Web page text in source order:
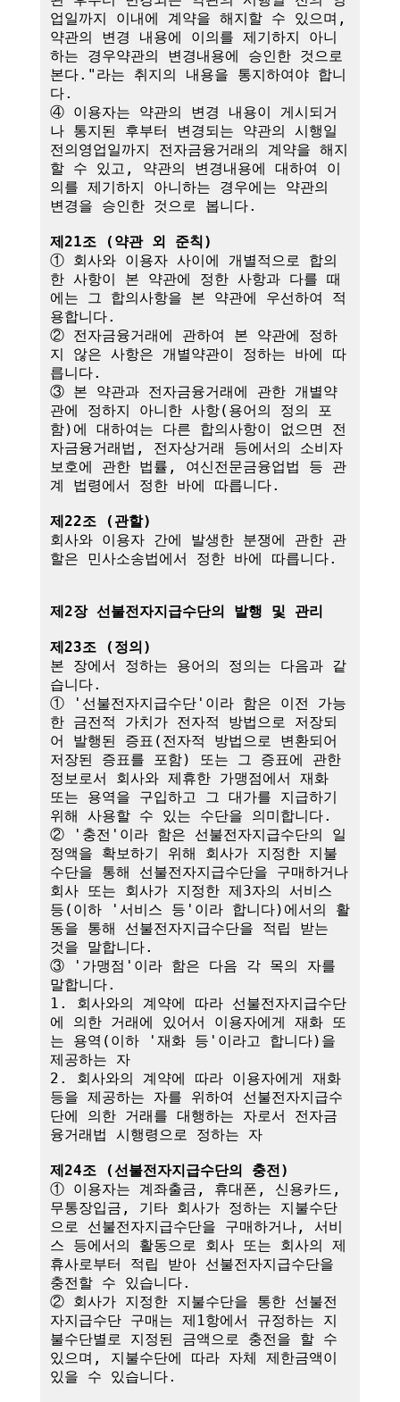
업일까지 이내에 계약을 해지할 수 있으며,
약관의 변경 내용에 이의를 제기하지 아니
하는 경우약관의 변경내용에 승인한 것으로
본다."라는 취지의 내용을 통지하여야 합니
다.
④ 이용자는 약관의 변경 내용이 게시되거
나 통지된 후부터 변경되는 약관의 시행일
전의영업일까지 전자금융거래의 계약을 해지
할 수 있고, 약관의 변경내용에 대하여 이
의를 제기하지 아니하는 경우에는 약관의
변경을 승인한 것으로 봅니다.
제21조 (약관 외 준칙)
① 회사와 이용자 사이에 개별적으로 합의
한 사항이 본 약관에 정한 사항과 다를 때
에는 그 합의사항을 본 약관에 우선하여 적
용합니다.
② 전자금융거래에 관하여 본 약관에 정하
지 않은 사항은 개별약관이 정하는 바에 따
릅니다.
③ 본 약관과 전자금융거래에 관한 개별약
관에 정하지 아니한 사항(용어의 정의 포
함)에 대하여는 다른 합의사항이 없으면 전
자금융거래법, 전자상거래 등에서의 소비자
보호에 관한 법률, 여신전문금융업법 등 관
계 법령에서 정한 바에 따릅니다.
제22조 (관할)
회사와 이용자 간에 발생한 분쟁에 관한 관
할은 민사소송법에서 정한 바에 따릅니다.
제2장 선불전자지급수단의 발행 및 관리
제23조 (정의)
본 장에서 정하는 용어의 정의는 다음과 같
습니다.
① '선불전자지급수단'이라 함은 이전 가능
한 금전적 가치가 전자적 방법으로 저장되
어 발행된 증표(전자적 방법으로 변환되어
저장된 증표를 포함) 또는 그 증표에 관한
정보로서 회사와 제휴한 가맹점에서 재화
또는 용역을 구입하고 그 대가를 지급하기
위해 사용할 수 있는 수단을 의미합니다.
② '충전'이라 함은 선불전자지급수단의 일
정액을 확보하기 위해 회사가 지정한 지불
수단을 통해 선불전자지급수단을 구매하거나
회사 또는 회사가 지정한 제3자의 서비스
등(이하 '서비스 등'이라 합니다)에서의 활
동을 통해 선불전자지급수단을 적립 받는
것을 말합니다.
③ '가맹점'이라 함은 다음 각 목의 자를
말합니다.
1. 회사와의 계약에 따라 선불전자지급수단
에 의한 거래에 있어서 이용자에게 재화 또
는 용역(이하 '재화 등'이라고 합니다)을
제공하는 자
2. 회사와의 계약에 따라 이용자에게 재화
등을 제공하는 자를 위하여 선불전자지급수
단에 의한 거래를 대행하는 자로서 전자금
융거래법 시행령으로 정하는 자
제24조 (선불전자지급수단의 충전)
① 이용자는 계좌출금, 휴대폰, 신용카드,
무통장입금, 기타 회사가 정하는 지불수단
으로 선불전자지급수단을 구매하거나, 서비
스 등에서의 활동으로 회사 또는 회사의 제
휴사로부터 적립 받아 선불전자지급수단을
충전할 수 있습니다.
② 회사가 지정한 지불수단을 통한 선불전
자지급수단 구매는 제1항에서 규정하는 지
불수단별로 지정된 금액으로 충전을 할 수
있으며, 지불수단에 따라 자체 제한금액이
있을 수 있습니다.